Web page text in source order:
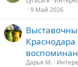
9 Май 2026
Дарья М.